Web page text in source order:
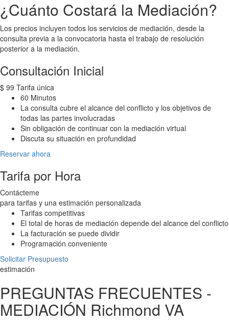
¿Cuánto Costará la Mediación?
Los precios incluyen todos los servicios de mediación, desde la
consulta previa a la convocatoria hasta el trabajo de resolución
posterior a la mediación.
Consultación Inicial
$ 99 Tarifa única
60 Minutos
La consulta cubre el alcance del conflicto y los objetivos de
todas las partes involucradas
Sin obligación de continuar con la mediación virtual
Discuta su situación en profundidad
Reservar ahora
Tarifa por Hora
Contácteme
para tarifas y una estimación personalizada
Tarifas competitivas
El total de horas de mediación depende del alcance del conflicto
La facturación se puede dividir
Programación conveniente
Solicitar Presupuesto
estimación
PREGUNTAS FRECUENTES -
MEDIACIÓN Richmond VA